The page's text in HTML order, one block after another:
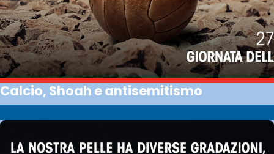
Calcio, Shoah e antisemitismo